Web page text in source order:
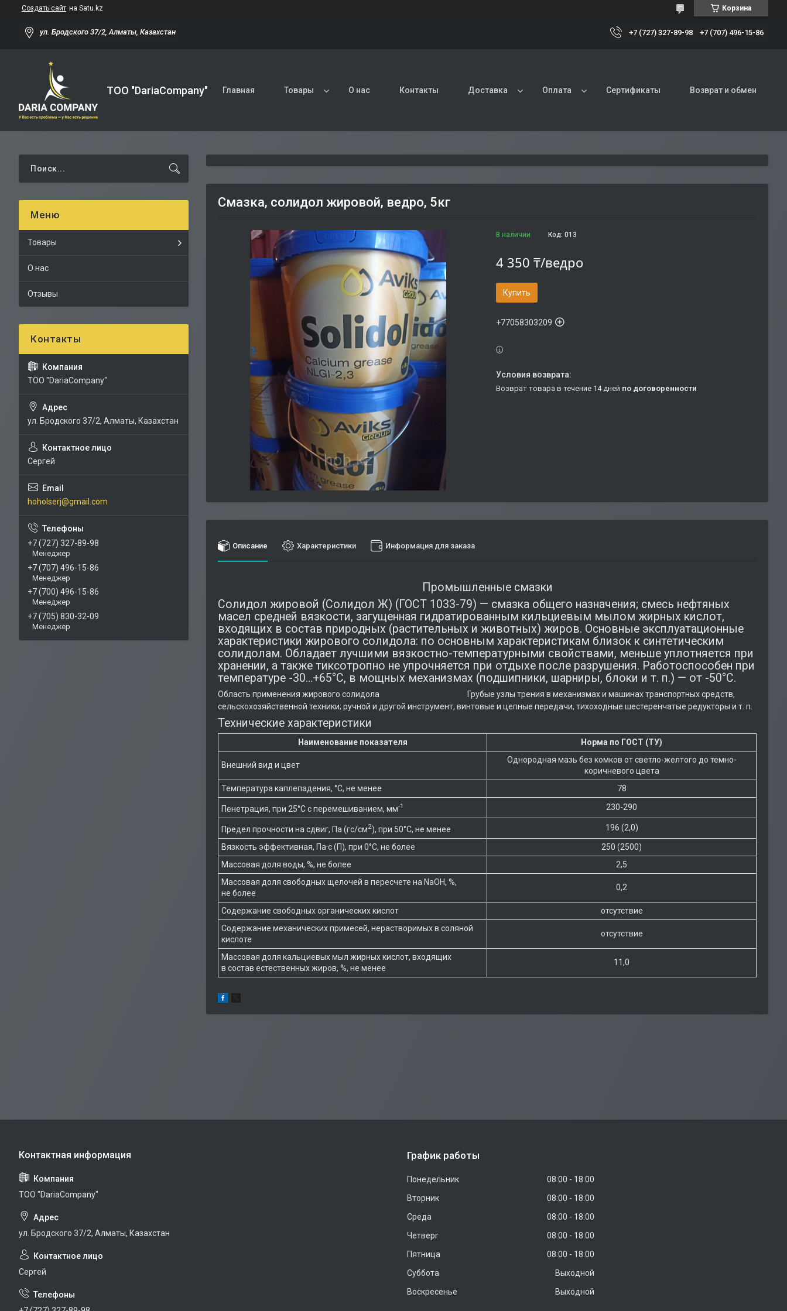
Создать сайт на Satu.kz Корзина
ул. Бродского 37/2, Алматы, Казахстан +7 (727) 327-89-98 +7 (707) 496-15-86
TOO "DariaCompany" Главная Товары О нас Контакты Доставка Оплата Сертификаты Возврат и обмен
Смазка, солидол жировой, ведро, 5кг
В наличии Код: 013
4 350 ₸/ведро
Купить
+77058303209
возврат товара в течение 14 дней по договоренности
Описание Характеристики Информация для заказа
Промышленные смазки
Солидол жировой (Солидол Ж) (ГОСТ 1033-79) — смазка общего назначения; смесь нефтяных
масел средней вязкости, загущенная гидратированным кильциевым мылом жирных кислот,
входящих в состав природных (растительных и животных) жиров. Основные эксплуатационные
характеристики жирового солидола: по основным характеристикам близок к синтетическим
солидолам. Обладает лучшими вязкостно-температурными свойствами, меньше уплотняется при
хранении, а также тиксотропно не упрочняется при отдыхе после разрушения. Работоспособен при
температуре -30…+65°С, в мощных механизмах (подшипники, шарниры, блоки и т. п.) — от -50°С.
Область применения жирового солидола Грубые узлы трения в механизмах и машинах транспортных средств,
сельскохозяйственной техники; ручной и другой инструмент, винтовые и цепные передачи, тихоходные шестеренчатые редукторы и т. п.
Технические характеристики
Наименование показателя Норма по ГОСТ (ТУ)
Внешний вид и цвет
Однородная мазь без комков от светло-желтого до темно-
коричневого цвета
Температура каплепадения, °С, не менее
78
Пенетрация, при 25°С с перемешиванием, мм-1 230-290
Предел прочности на сдвиг, Па (гс/см2), при 50°С, не менее 196 (2,0)
Вязкость эффективная, Па·с (П), при 0°С, не более
250 (2500)
Массовая доля воды, %, не более
2,5
Массовая доля свободных щелочей в пересчете на NaOH, %,
не более
0,2
Содержание свободных органических кислот
отсутствие
Содержание механических примесей, нерастворимых в соляной
кислоте
отсутствие
Массовая доля кальциевых мыл жирных кислот, входящих
в состав естественных жиров, %, не менее
11,0
Товары
О нас
Отзывы
TOO "DariaCompany"
ул. Бродского 37/2, Алматы, Казахстан
Сергей
hoholserj@gmail.com
+7 (727) 327-89-98
Менеджер
+7 (707) 496-15-86
Менеджер
+7 (700) 496-15-86
Менеджер
+7 (705) 830-32-09
Менеджер
TOO "DariaCompany"
ул. Бродского 37/2, Алматы, Казахстан
Сергей
График работы
Понедельник 08:00
18:00
Вторник
08:00
18:00
Среда
08:00
18:00
Четверг
08:00
18:00
Пятница
08:00
18:00
Суббота
Выходной
Воскресенье
Выходной